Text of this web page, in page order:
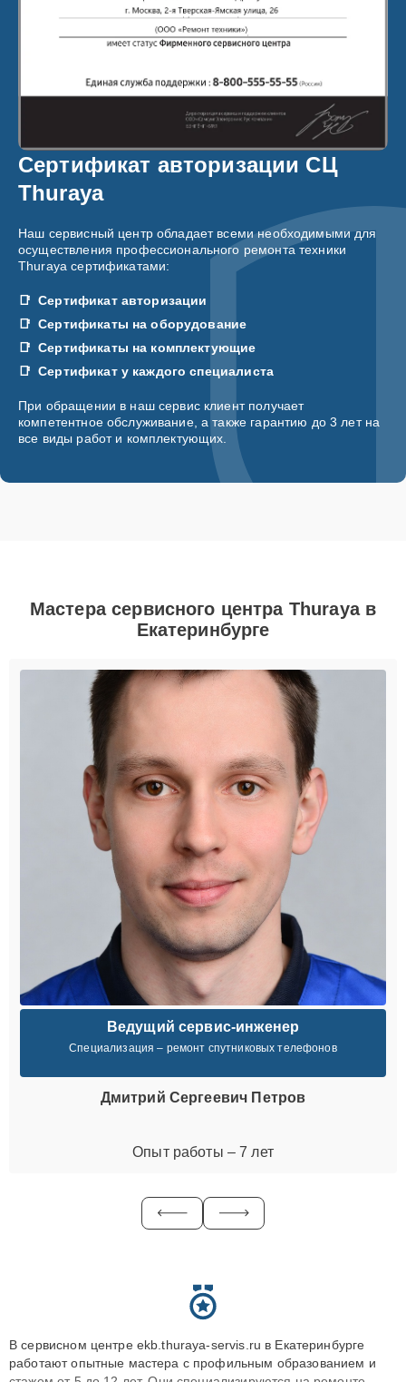
Сертификат авторизации СЦ
Thuraya
Наш сервисный центр обладает всеми необходимыми для
осуществления профессионального ремонта техники
Thuraya сертификатами:
Сертификат авторизации
Сертификаты на оборудование
Сертификаты на комплектующие
Сертификат у каждого специалиста
При обращении в наш сервис клиент получает
компетентное обслуживание, а также гарантию до 3 лет на
все виды работ и комплектующих.
Мастера сервисного центра Thuraya в
Екатеринбурге
Ведущий сервис-инженер
Специализация – ремонт спутниковых телефонов
Дмитрий Сергеевич Петров
Опыт работы – 7 лет
В сервисном центре ekb.thuraya-servis.ru в Екатеринбурге
работают опытные мастера с профильным образованием и